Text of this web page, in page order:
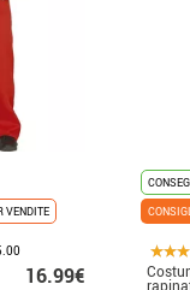
VENDITE
16.99€